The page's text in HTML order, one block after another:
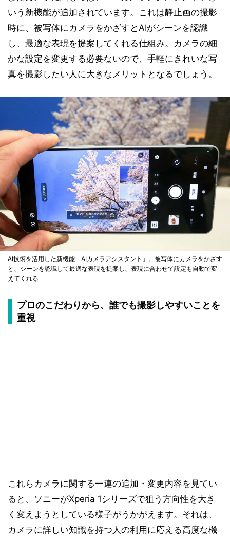
いう新機能が追加されています。これは静止画の撮影
時に、被写体にカメラをかざすとAIがシーンを認識
し、最適な表現を提案してくれる仕組み。カメラの細
かな設定を変更する必要ないので、手軽にきれいな写
真を撮影したい人に大きなメリットとなるでしょう。
AI技術を活用した新機能「AIカメラアシスタント」。被写体にカメラをかざす
と、シーンを認識して最適な表現を提案し、表現に合わせて設定も自動で変
えてくれる
プロのこだわりから、誰でも撮影しやすいことを
重視
これらカメラに関する一連の追加・変更内容を見てい
ると、ソニーがXperia 1シリーズで狙う方向性を大き
く変えようとしている様子がうかがえます。それは、
カメラに詳しい知識を持つ人の利用に応える高度な機